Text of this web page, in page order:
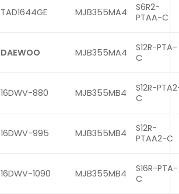
TAD1644GE MJB355MA4
S6R2-
PTAA-C
DAEWOO MJB355MA4
S12R-PTA-
C
16DWV-880 MJB355MB4
S12R-
C
16DWV-995 MJB355MB4
S12R-
PTAA2-C
16DWV-1090 MJB355MB4
S16R-PTA-
C